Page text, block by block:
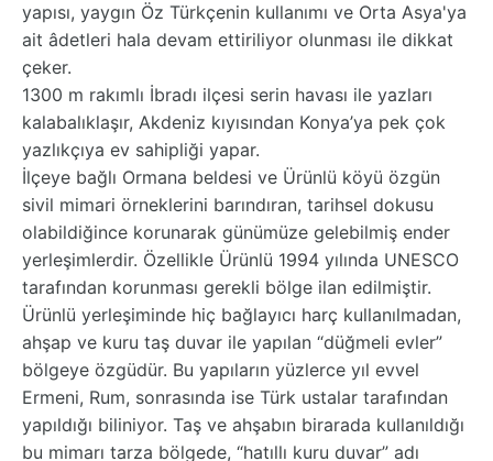
yapısı, yaygın Öz Türkçenin kullanımı ve Orta Asya'ya
ait âdetleri hala devam ettiriliyor olunması ile dikkat
çeker.
1300 m rakımlı İbradı ilçesi serin havası ile yazları
kalabalıklaşır, Akdeniz kıyısından Konya’ya pek çok
yazlıkçıya ev sahipliği yapar.
İlçeye bağlı Ormana beldesi ve Ürünlü köyü özgün
sivil mimari örneklerini barındıran, tarihsel dokusu
olabildiğince korunarak günümüze gelebilmiş ender
yerleşimlerdir. Özellikle Ürünlü 1994 yılında UNESCO
tarafından korunması gerekli bölge ilan edilmiştir.
Ürünlü yerleşiminde hiç bağlayıcı harç kullanılmadan,
ahşap ve kuru taş duvar ile yapılan “düğmeli evler”
bölgeye özgüdür. Bu yapıların yüzlerce yıl evvel
Ermeni, Rum, sonrasında ise Türk ustalar tarafından
yapıldığı biliniyor. Taş ve ahşabın birarada kullanıldığı
bu mimarı tarza bölgede, “hatıllı kuru duvar” adı